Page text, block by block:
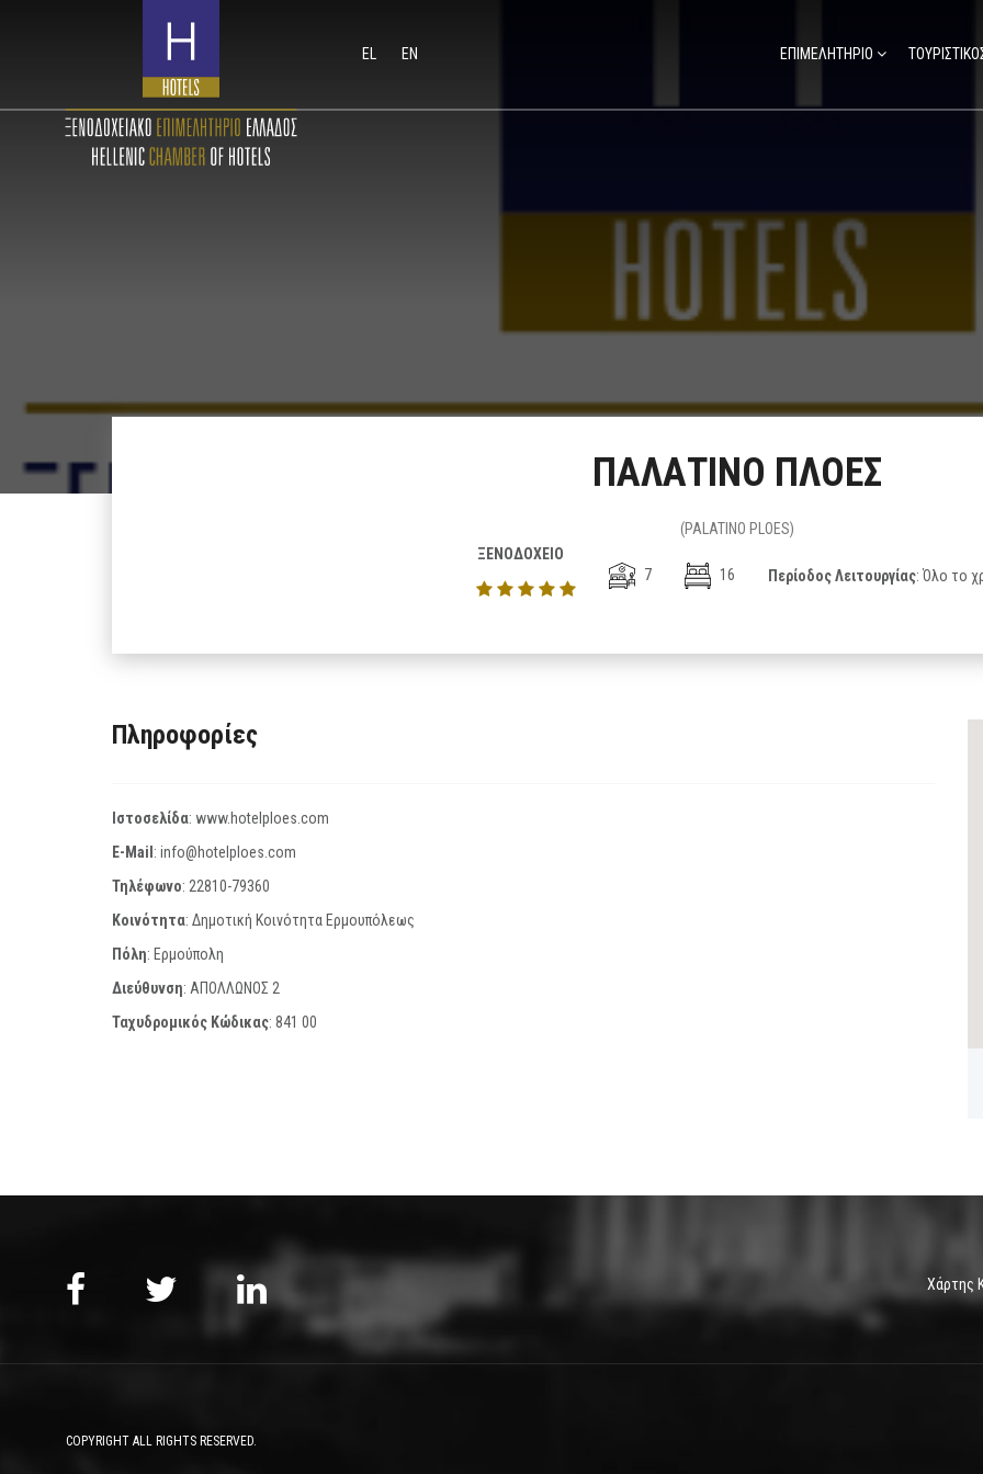
EL EN ΕΠΙΜΕΛΗΤΗΡΙΟ
ΠΑΛΑΤΙΝΟ ΠΛΟΕΣ
(PALATINO PLOES)
ΞΕΝΟΔΟΧΕΙΟ
7
16 Περίοδος Λειτουργίας: Όλο το
Πληροφορίες
Ιστοσελίδα: www.hotelploes.com
E-Mail : info@hotelploes.com
Τηλέφωνο: 22810-79360
Κοινότητα: Δημοτική Κοινότητα Ερμουπόλεως
Πόλη: Ερμούπολη
Διεύθυνση: ΑΠΟΛΛΩΝΟΣ 2
Ταχυδρομικός Κώδικας: 841 00
Χάρτης
COPYRIGHT ALL RIGHTS RESERVED.